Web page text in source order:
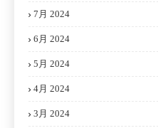
7月 2024
6月 2024
5月 2024
4月 2024
3月 2024